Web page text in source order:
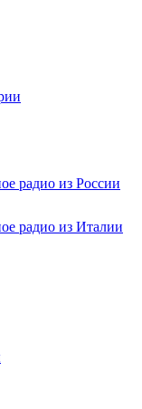
радио из России
радио из Италии